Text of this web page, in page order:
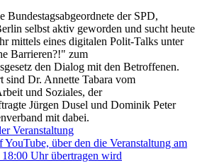
Bundestagsabgeordnete der SPD,
selbst aktiv geworden und sucht heute
mittels eines digitalen Polit-Talks unter
Barrieren?!" zum
den Dialog mit den Betroffenen.
sind Dr. Annette Tabara vom
und Soziales, der
Jürgen Dusel und Dominik Peter
mit dabei.
Veranstaltung
über den die Veranstaltung am
Uhr übertragen wird